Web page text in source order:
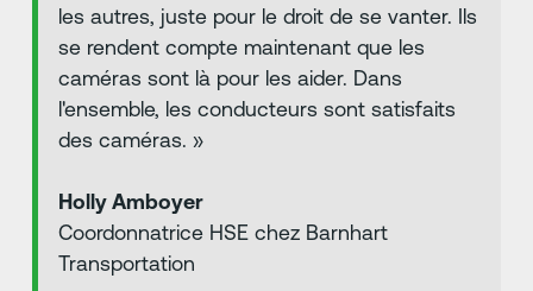
les autres, juste pour le droit de se vanter. Ils
se rendent compte maintenant que les
caméras sont là pour les aider. Dans
l'ensemble, les conducteurs sont satisfaits
des caméras. »
Holly Amboyer
Coordonnatrice HSE chez Barnhart
Transportation